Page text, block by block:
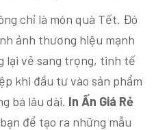
chỉ là món quà Tết. Đó
ảnh thương hiệu mạnh
lại vẻ sang trọng, tinh tế
khi đầu tư vào sản phẩm
bá lâu dài. In Ấn Giá Rẻ
để tạo ra những mẫu